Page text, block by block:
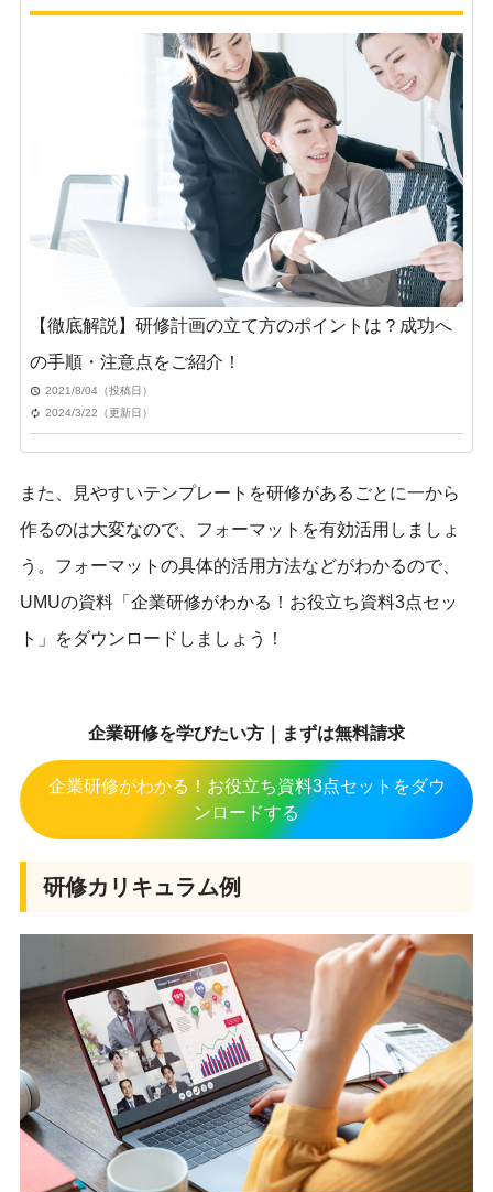
【徹底解説】研修計画の立て方のポイントは？成功へ
の手順・注意点をご紹介！
2021/8/04（投稿日）
2024/3/22（更新日）
また、見やすいテンプレートを研修があるごとに一から
作るのは大変なので、フォーマットを有効活用しましょ
う。フォーマットの具体的活用方法などがわかるので、
UMUの資料「企業研修がわかる！お役立ち資料3点セッ
ト」をダウンロードしましょう！
企業研修を学びたい方｜まずは無料請求
企業研修がわかる！お役立ち資料3点セットをダウ
ンロードする
研修カリキュラム例